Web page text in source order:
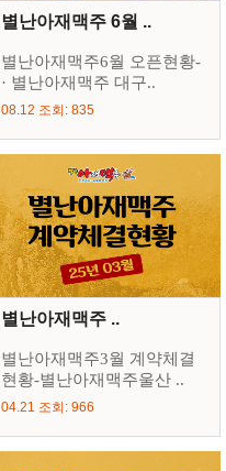
별난아재맥주 6월 ..
별난아재맥주6월 오픈현황-
· 별난아재맥주 대구..
08.12 조회: 835
별난아재맥주 ..
별난아재맥주3월 계약체결
현황-별난아재맥주울산 ..
04.21 조회: 966